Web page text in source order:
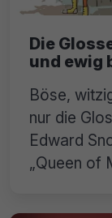
Die
und ewig
Böse,
nur die
Edward
„Queen of